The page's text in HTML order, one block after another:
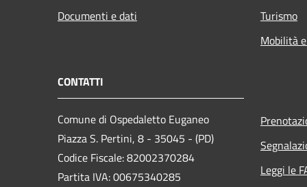
Documenti e dati
Turismo
Mobilità
CONTATTI
Comune di Ospedaletto Euganeo
Piazza S. Pertini, 8 - 35045 - (PD)
Codice Fiscale: 82002370284
Partita IVA: 00675340285
Leggi le